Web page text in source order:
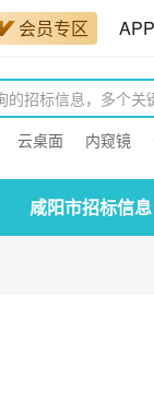
会员专区
云桌面 内窥镜
咸阳市招标信息